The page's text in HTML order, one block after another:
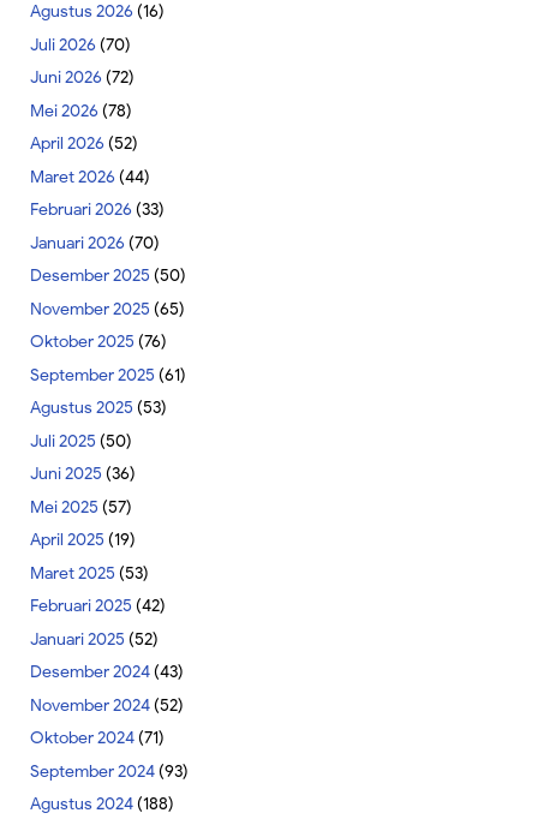
Agustus 2026 (16)
Juli 2026 (70)
Juni 2026 (72)
Mei 2026 (78)
April 2026 (52)
Maret 2026 (44)
Februari 2026 (33)
Januari 2026 (70)
Desember 2025 (50)
November 2025 (65)
Oktober 2025 (76)
September 2025 (61)
Agustus 2025 (53)
Juli 2025 (50)
Juni 2025 (36)
Mei 2025 (57)
April 2025 (19)
Maret 2025 (53)
Februari 2025 (42)
Januari 2025 (52)
Desember 2024(43)
November 2024(52)
Oktober 2024(71)
September 2024(93)
Agustus 2024(188)